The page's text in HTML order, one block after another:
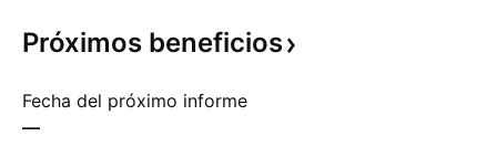
Próximos beneficios
Fecha del próximo informe
—